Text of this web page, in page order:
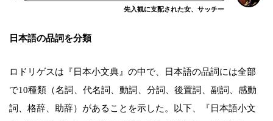
先入観に支配された女、サッチー
日本語の品詞を分類
ロドリゲスは『日本小文典』の中で、日本語の品詞には全部
で10種類（名詞、代名詞、動詞、分詞、後置詞、副詞、感動
詞、格辞、助辞）があることを示した。以下、『日本語小文